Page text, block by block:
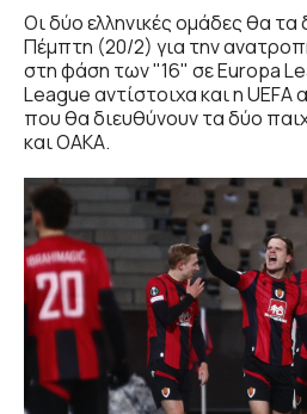
Οι δύο ελληνικές ομάδες θα
Πέμπτη (20/2) για την
στη φάση των "16" σε Europa
League αντίστοιχα και η
που θα διευθύνουν τα δύο
και ΟΑΚΑ.